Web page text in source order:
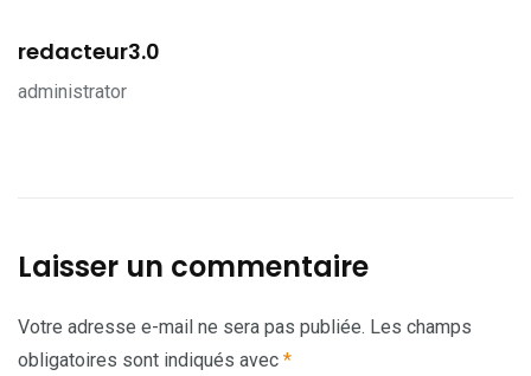
redacteur3.0
administrator
Laisser un commentaire
Votre adresse e-mail ne sera pas publiée. Les champs
obligatoires sont indiqués avec *